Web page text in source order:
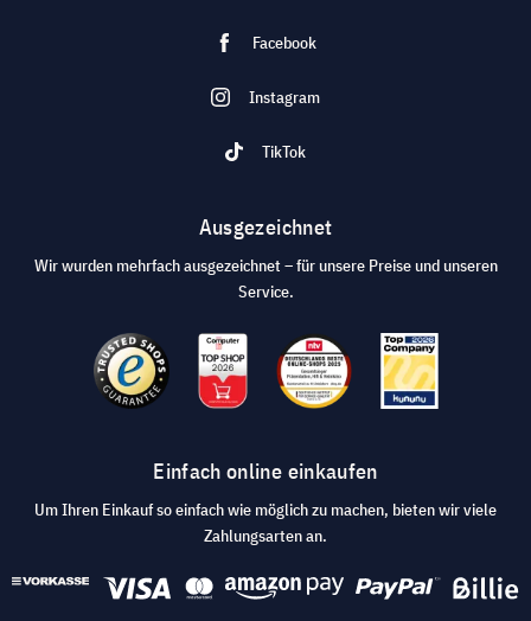
Facebook
Instagram
TikTok
Ausgezeichnet
Wir wurden mehrfach ausgezeichnet – für unsere Preise und unseren
Service.
Einfach online einkaufen
Um Ihren Einkauf so einfach wie möglich zu machen, bieten wir viele
Zahlungsarten an.